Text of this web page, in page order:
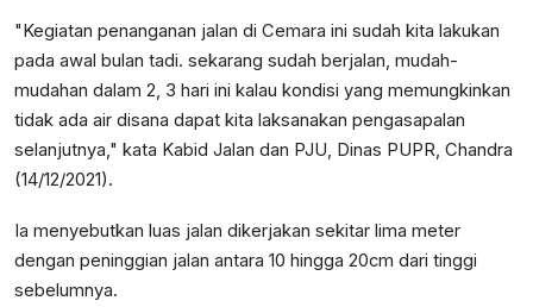
"Kegiatan penanganan jalan di Cemara ini sudah kita lakukan
pada awal bulan tadi. sekarang sudah berjalan, mudah-
mudahan dalam 2, 3 hari ini kalau kondisi yang memungkinkan
tidak ada air disana dapat kita laksanakan pengasapalan
selanjutnya," kata Kabid Jalan dan PJU, Dinas PUPR, Chandra
(14/12/2021).
Ia menyebutkan luas jalan dikerjakan sekitar lima meter
dengan peninggian jalan antara 10 hingga 20cm dari tinggi
sebelumnya.